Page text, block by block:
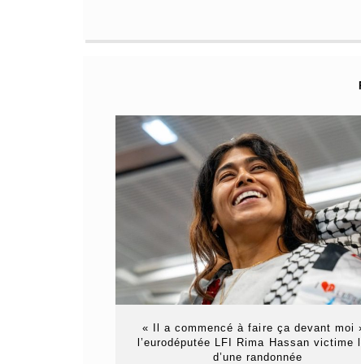
« Il a commencé à faire ça devant moi
l’eurodéputée LFI Rima Hassan victime
d’une randonnée